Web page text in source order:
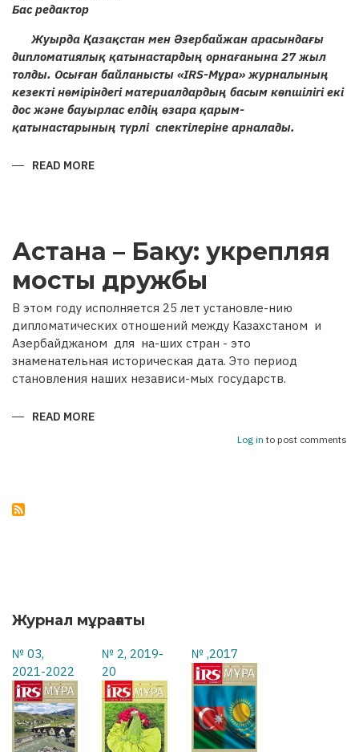
Бас редактор
Жуырда Қазақстан мен Әзербайжан арасындағы
дипломатиялық қатынастардың орнағанына 27 жыл
толды. Осыған байланысты «IRS-Мұра» журналының
кезекті нөміріндегі материалдардың басым көпшілігі екі
дос және бауырлас елдің өзара қарым-
қатынастарының түрлі спектілеріне арналады.
READ MORE
БЕРІ
ҰЛАСЫП
ЖАТҚАН
ДИПЛОМАТИЯЛЫҚ
ҚАТЫНАСТАРҒА
27
ЖЫЛ
Астана – Баку: укрепляя
мосты дружбы
В этом году исполняется 25 лет установле-нию
дипломатических отношений между Казахстаном и
Азербайджаном для на-ших стран - это
знаменательная историческая дата. Это период
становления наших независи-мых государств.
READ MORE
Log in to post comments
Журнал мұрағаты
№ 03,
2021-2022
№ 2, 2019-
20
№ ,2017